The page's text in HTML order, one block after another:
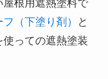
根用遮熱塗料で
（下塗り剤）
と
使っての遮熱塗装